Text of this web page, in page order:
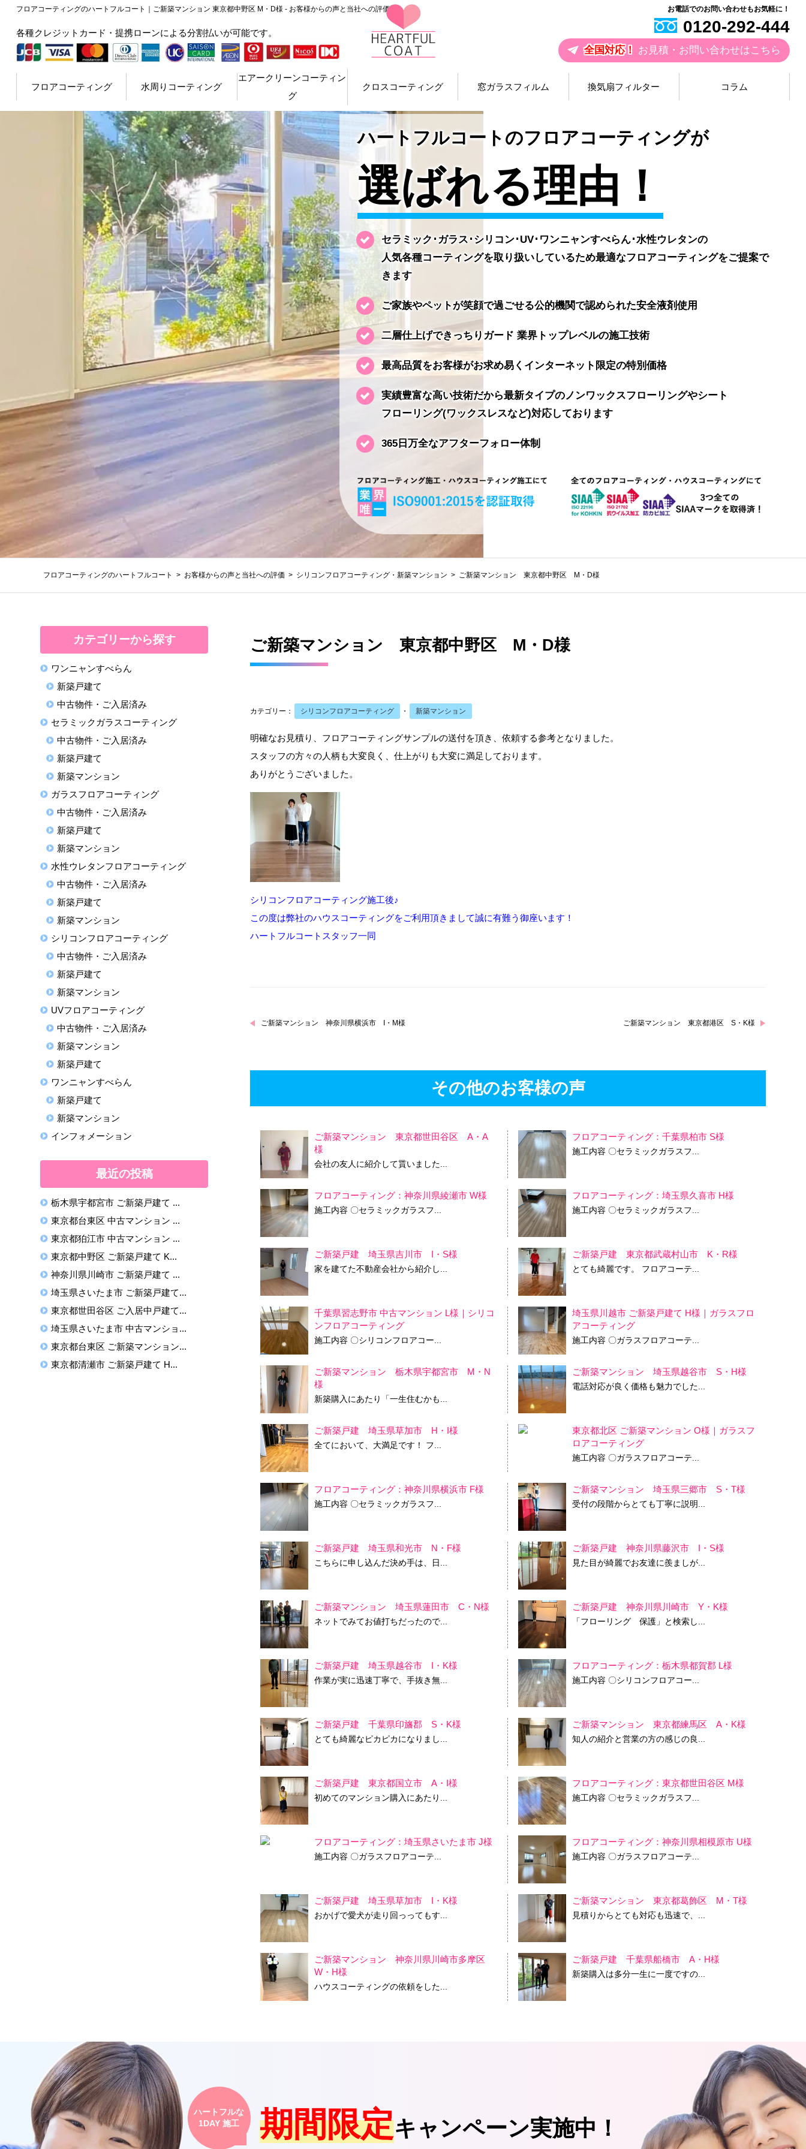
フロアコーティングのハートフルコート｜ご新築マンション 東京都中野区 M・D様 - お客様からの声と当社への評価
各種クレジットカード・提携ローンによる分割払いが可能です。
お電話でのお問い合わせもお気軽に！
0120-292-444
全国対応！ お見積・お問い合わせはこちら
フロアコーティング 水周りコーティング
エアークリーンコーティン
グ
クロスコーティング 窓ガラスフィルム 換気扇フィルター コラム
ハートフルコートのフロアコーティングが
選ばれる理由！
セラミック･ガラス･シリコン･UV･ワンニャンすべらん･水性ウレタンの
人気各種コーティングを取り扱いしているため最適なフロアコーティングをご提案で
きます
ご家族やペットが笑顔で過ごせる公的機関で認められた安全液剤使用
二層仕上げできっちりガード 業界トップレベルの施工技術
最高品質をお客様がお求め易くインターネット限定の特別価格
実績豊富な高い技術だから最新タイプのノンワックスフローリングやシート
フローリング(ワックスレスなど)対応しております
365日万全なアフターフォロー体制
フロアコーティングのハートフルコート お客様からの声と当社への評価 シリコンフロアコーティング ・ 新築マンション ご新築マンション 東京都中野区 M・D様
ご新築マンション 東京都中野区 M・D様
カテゴリー： シリコンフロアコーティング ・ 新築マンション
明確なお見積り、フロアコーティングサンプルの送付を頂き、依頼する参考となりました。
スタッフの方々の人柄も大変良く、仕上がりも大変に満足しております。
ありがとうございました。
シリコンフロアコーティング施工後♪
この度は弊社のハウスコーティングをご利用頂きまして誠に有難う御座います！
ハートフルコートスタッフ一同
ご新築マンション 神奈川県横浜市 I・M様 ご新築マンション 東京都港区 S・K様
その他のお客様の声
ご新築マンション 東京都世田谷区 A・A
様
会社の友人に紹介して貰いました...
フロアコーティング：千葉県柏市 S様
施工内容 〇セラミックガラスフ...
フロアコーティング：神奈川県綾瀬市 W様
施工内容 〇セラミックガラスフ...
フロアコーティング：埼玉県久喜市 H様
施工内容 〇セラミックガラスフ...
ご新築戸建 埼玉県吉川市 I・S様
家を建てた不動産会社から紹介し...
ご新築戸建 東京都武蔵村山市 K・R様
とても綺麗です。 フロアコーテ...
千葉県習志野市 中古マンション L様｜シリコ
ンフロアコーティング
施工内容 〇シリコンフロアコー...
埼玉県川越市 ご新築戸建て H様｜ガラスフロ
アコーティング
施工内容 〇ガラスフロアコーテ...
ご新築マンション 栃木県宇都宮市 M・N
様
新築購入にあたり「一生住むかも...
ご新築マンション 埼玉県越谷市 S・H様
電話対応が良く価格も魅力でした...
ご新築戸建 埼玉県草加市 H・I様
全てにおいて、大満足です！ フ...
東京都北区 ご新築マンション O様｜ガラスフ
ロアコーティング
施工内容 〇ガラスフロアコーテ...
フロアコーティング：神奈川県横浜市 F様
施工内容 〇セラミックガラスフ...
ご新築マンション 埼玉県三郷市 S・T様
受付の段階からとても丁寧に説明...
ご新築戸建 埼玉県和光市 N・F様
こちらに申し込んだ決め手は、日...
ご新築戸建 神奈川県藤沢市 I・S様
見た目が綺麗でお友達に羨ましが...
ご新築マンション 埼玉県蓮田市 C・N様
ネットでみてお値打ちだったので...
ご新築戸建 神奈川県川崎市 Y・K様
「フローリング 保護」と検索し...
ご新築戸建 埼玉県越谷市 I・K様
作業が実に迅速丁寧で、手抜き無...
フロアコーティング：栃木県都賀郡 L様
施工内容 〇シリコンフロアコー...
ご新築戸建 千葉県印旛郡 S・K様
とても綺麗なピカピカになりまし...
ご新築マンション 東京都練馬区 A・K様
知人の紹介と営業の方の感じの良...
ご新築戸建 東京都国立市 A・I様
初めてのマンション購入にあたり...
フロアコーティング：東京都世田谷区 M様
施工内容 〇セラミックガラスフ...
フロアコーティング：埼玉県さいたま市 J様
施工内容 〇ガラスフロアコーテ...
フロアコーティング：神奈川県相模原市 U様
施工内容 〇ガラスフロアコーテ...
ご新築戸建 埼玉県草加市 I・K様
おかげで愛犬が走り回っってもす...
ご新築マンション 東京都葛飾区 M・T様
見積りからとても対応も迅速で、...
ご新築マンション 神奈川県川崎市多摩区
W・H様
ハウスコーティングの依頼をした...
ご新築戸建 千葉県船橋市 A・H様
新築購入は多分一生に一度ですの...
カテゴリーから探す
ワンニャンすべらん
新築戸建て
中古物件・ご入居済み
セラミックガラスコーティング
中古物件・ご入居済み
新築戸建て
新築マンション
ガラスフロアコーティング
中古物件・ご入居済み
新築戸建て
新築マンション
水性ウレタンフロアコーティング
中古物件・ご入居済み
新築戸建て
新築マンション
シリコンフロアコーティング
中古物件・ご入居済み
新築戸建て
新築マンション
UVフロアコーティング
中古物件・ご入居済み
新築マンション
新築戸建て
ワンニャンすべらん
新築戸建て
新築マンション
インフォメーション
最近の投稿
栃木県宇都宮市 ご新築戸建て ...
東京都台東区 中古マンション ...
東京都狛江市 中古マンション ...
東京都中野区 ご新築戸建て K...
神奈川県川崎市 ご新築戸建て ...
埼玉県さいたま市 ご新築戸建て...
東京都世田谷区 ご入居中戸建て...
埼玉県さいたま市 中古マンショ...
東京都台東区 ご新築マンション...
東京都清瀬市 ご新築戸建て H...
ハートフルな
1DAY 施工
期間限定キャンペーン実施中！